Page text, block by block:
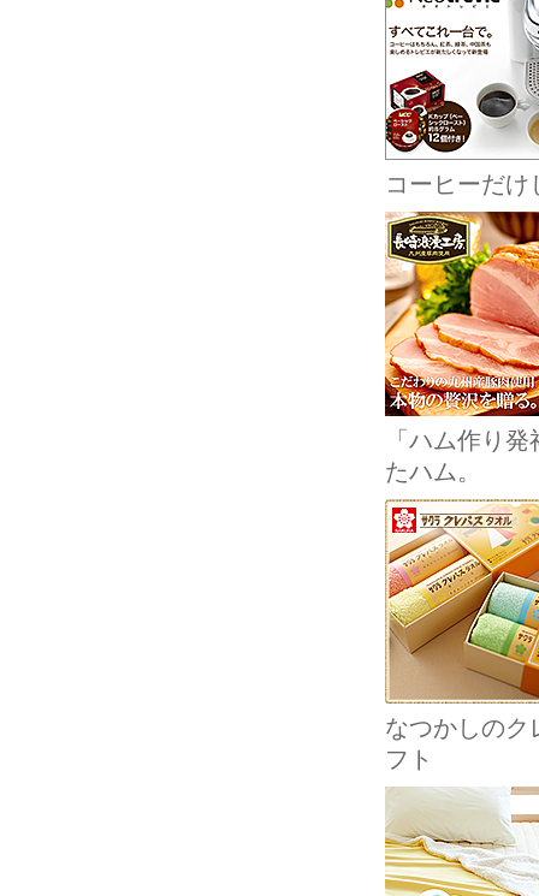
コーヒーだ
「ハム作り
たハム。
なつかしのク
フト